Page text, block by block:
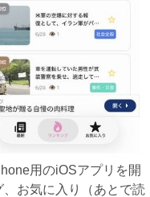
用のiOSアプリを開
お気に入り（あとで読